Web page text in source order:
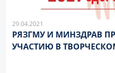
29.04.2021
РЯЗГМУ И МИНЗДРАВ
УЧАСТИЮ В